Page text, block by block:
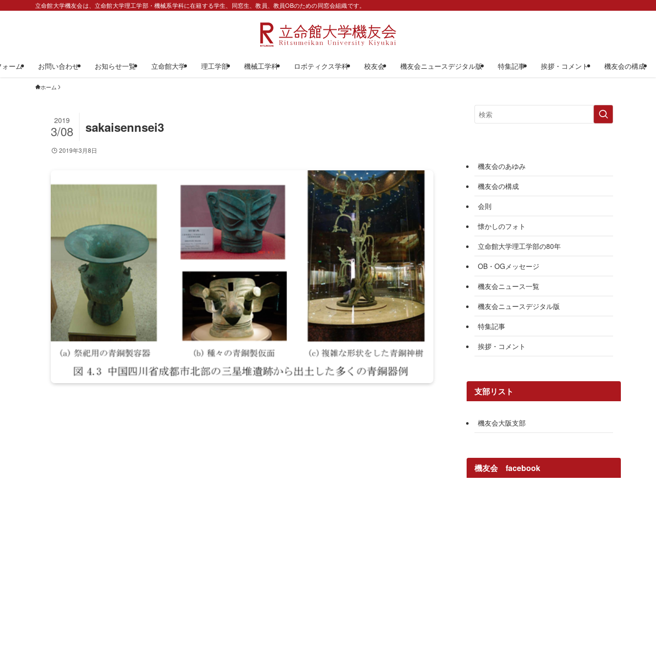
立命館大学機友会は、立命館大学理工学部・機械系学科に在籍する学生、同窓生、教員、教員OBのための同窓会組織です。
ーム お問い合わせ お知らせ一覧 立命館大学 理工学部 機械工学科 ロボティクス学科 校友会 機友会ニュースデジタル版 特集記事 挨拶・コメント 機友会の構成
ホーム
sakaisennsei3
2019
3/08
2019年3月8日
機友会のあゆみ
機友会の構成
会則
懐かしのフォト
立命館大学理工学部の80年
OB・OGメッセージ
機友会ニュース一覧
機友会ニュースデジタル版
特集記事
挨拶・コメント
支部リスト
機友会大阪支部
機友会 facebook